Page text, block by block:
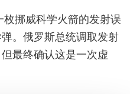
挪威科学火箭的发射误
。俄罗斯总统调取发射
最终确认这是一次虚